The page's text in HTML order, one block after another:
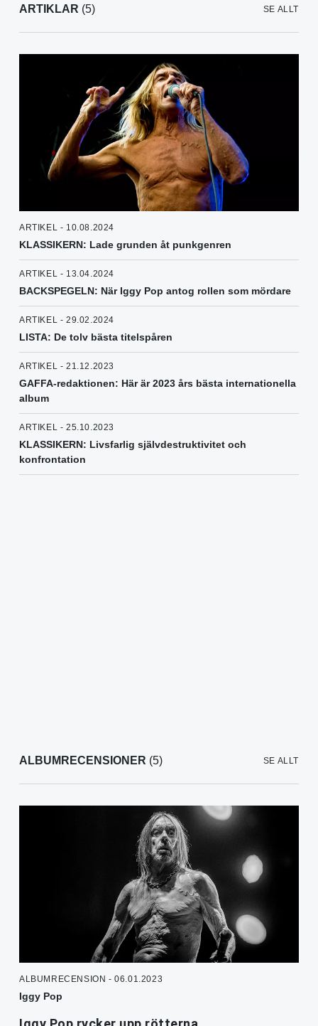
ARTIKLAR (5) SE ALLT
ARTIKEL - 10.08.2024
KLASSIKERN: Lade grunden åt punkgenren
ARTIKEL - 13.04.2024
BACKSPEGELN: När Iggy Pop antog rollen som mördare
ARTIKEL - 29.02.2024
LISTA: De tolv bästa titelspåren
ARTIKEL - 21.12.2023
GAFFA-redaktionen: Här är 2023 års bästa internationella
album
ARTIKEL - 25.10.2023
KLASSIKERN: Livsfarlig självdestruktivitet och
konfrontation
ALBUMRECENSIONER (5) SE ALLT
ALBUMRECENSION - 06.01.2023
Iggy Pop